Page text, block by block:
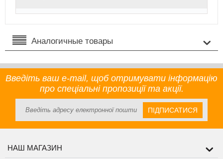
Аналогичные товары
Введіть ваш e-mail, щоб отримувати інформацію
про спеціальні пропозиції та акції.
ПІДПИСАТИСЯ
НАШ МАГАЗИН